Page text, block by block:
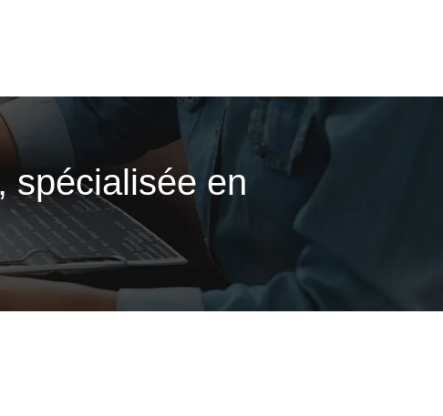
spécialisée en